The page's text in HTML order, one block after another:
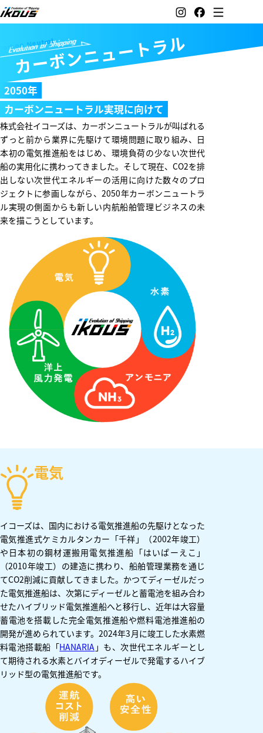
カーボンニュートラル
Neutral
2050年
カーボンニュートラル実現に向けて
株式会社イコーズは、カーボンニュートラルが叫ばれる
ずっと前から業界に先駆けて環境問題に取り組み、日
本初の電気推進船をはじめ、環境負荷の少ない次世代
船の実用化に携わってきました。そして現在、CO2を排
出しない次世代エネルギーの活用に向けた数々のプロ
ジェクトに参画しながら、2050年カーボンニュートラ
ル実現の側面からも新しい内航船舶管理ビジネスの未
来を描こうとしています。
電気
イコーズは、国内における電気推進船の先駆けとなった
電気推進式ケミカルタンカー「千祥」（2002年竣工）
や日本初の鋼材運搬用電気推進船「はいぱーえこ」
（2010年竣工）の建造に携わり、船舶管理業務を通じ
てCO2削減に貢献してきました。かつてディーゼルだっ
た電気推進船は、次第にディーゼルと蓄電池を組み合わ
せたハイブリッド電気推進船へと移行し、近年は大容量
蓄電池を搭載した完全電気推進船や燃料電池推進船の
開発が進められています。2024年3月に竣工した水素燃
料電池搭載船「HANARIA 」も、次世代エネルギーとし
て期待される水素とバイオディーゼルで発電するハイブ
リッド型の電気推進船です。